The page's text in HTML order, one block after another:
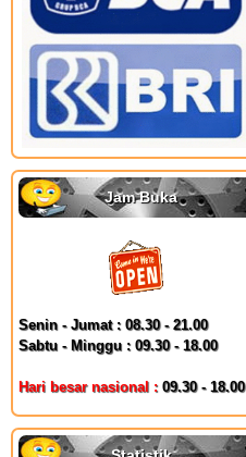
Jam Buka
Senin - Jumat : 08.30 - 21.00
Sabtu - Minggu : 09.30 - 18.00
Hari besar nasional : 09.30 - 18.00